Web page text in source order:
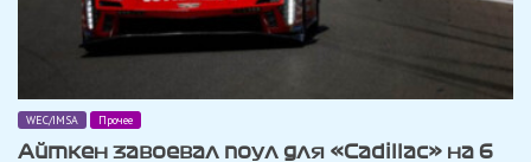
WEC/IMSA Прочее
Айткен завоевал поул для «Cadillac» на 6